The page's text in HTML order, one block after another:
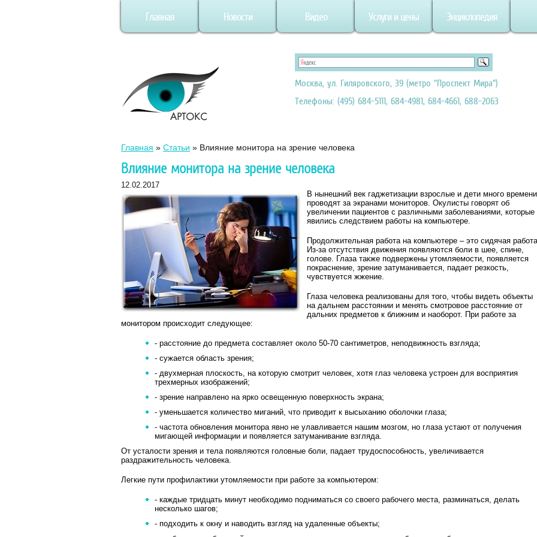
Главная Новости Видео Услуги и цены Энциклопедия
Москва, ул. Гиляровского, 39 (метро "Проспект Мира")
Телефоны: (495) 684-5111, 684-4981, 684-4661, 688-2063
Главная » Статьи » Влияние монитора на зрение человека
Влияние монитора на зрение человека
12.02.2017
В нынешний век гаджетизации взрослые и дети много времени
проводят за экранами мониторов. Окулисты говорят об
увеличении пациентов с различными заболеваниями, которые
явились следствием работы на компьютере.
Продолжительная работа на компьютере – это сидячая
Из-за отсутствия движения появляются боли в шее, спине,
голове. Глаза также подвержены утомляемости, появляется
покраснение, зрение затуманивается, падает резкость,
чувствуется жжение.
Глаза человека реализованы для того, чтобы видеть объекты
на дальнем расстоянии и менять смотровое расстояние от
дальних предметов к ближним и наоборот. При работе за
монитором происходит следующее:
- расстояние до предмета составляет около 50-70 сантиметров, неподвижность взгляда;
- сужается область зрения;
- двухмерная плоскость, на которую смотрит человек, хотя глаз человека устроен для восприятия
трехмерных изображений;
- зрение направлено на ярко освещенную поверхность экрана;
- уменьшается количество миганий, что приводит к высыханию оболочки глаза;
- частота обновления монитора явно не улавливается нашим мозгом, но глаза устают от получения
мигающей информации и появляется затуманивание взгляда.
От усталости зрения и тела появляются головные боли, падает трудоспособность, увеличивается
раздражительность человека.
Легкие пути профилактики утомляемости при работе за компьютером:
- каждые тридцать минут необходимо подниматься со своего рабочего места, разминаться, делать
несколько шагов;
- подходить к окну и наводить взгляд на удаленные объекты;